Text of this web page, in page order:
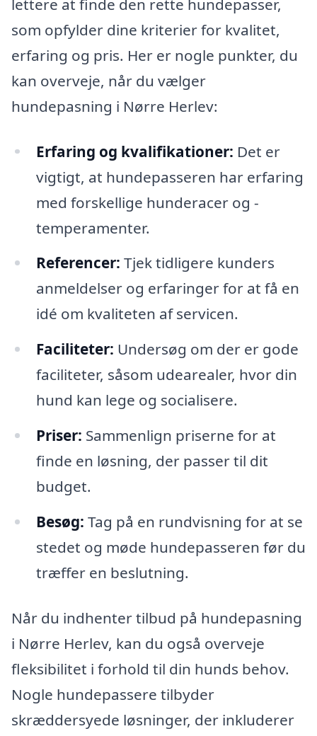
lettere at finde den rette hundepasser,
som opfylder dine kriterier for kvalitet,
erfaring og pris. Her er nogle punkter, du
kan overveje, når du vælger
hundepasning i Nørre Herlev:
Erfaring og kvalifikationer: Det er
vigtigt, at hundepasseren har erfaring
med forskellige hunderacer og -
temperamenter.
Referencer: Tjek tidligere kunders
anmeldelser og erfaringer for at få en
idé om kvaliteten af servicen.
Faciliteter: Undersøg om der er gode
faciliteter, såsom udearealer, hvor din
hund kan lege og socialisere.
Priser: Sammenlign priserne for at
finde en løsning, der passer til dit
budget.
Besøg: Tag på en rundvisning for at se
stedet og møde hundepasseren før du
træffer en beslutning.
Når du indhenter tilbud på hundepasning
i Nørre Herlev, kan du også overveje
fleksibilitet i forhold til din hunds behov.
Nogle hundepassere tilbyder
skræddersyede løsninger, der inkluderer